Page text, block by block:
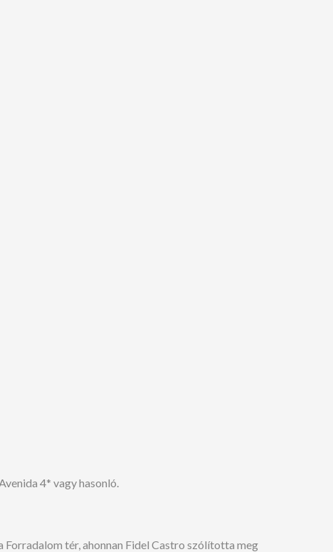
4* vagy hasonló.
tér, ahonnan Fidel Castro szólította meg